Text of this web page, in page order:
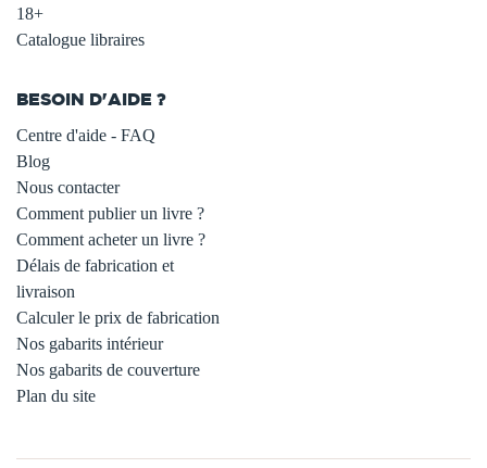
18+
Catalogue libraires
BESOIN D'AIDE ?
Centre d'aide - FAQ
Blog
Nous contacter
Comment publier un livre ?
Comment acheter un livre ?
Délais de fabrication et
livraison
Calculer le prix de fabrication
Nos gabarits intérieur
Nos gabarits de couverture
Plan du site